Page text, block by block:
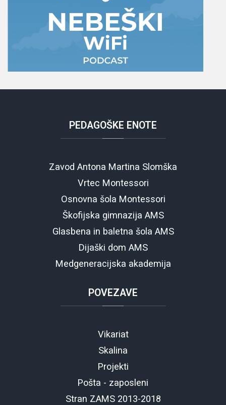
PEDAGOŠKE ENOTE
Zavod Antona Martina Slomška
Vrtec Montessori
Osnovna šola Montessori
Škofijska gimnazija AMS
Glasbena in baletna šola AMS
Dijaški dom AMS
Medgeneracijska akademija
POVEZAVE
Vikariat
Skalina
Projekti
Pošta - zaposleni
Stran ZAMS 2013-2018